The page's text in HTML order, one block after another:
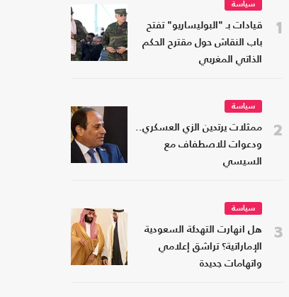
1
سياسة
قيادات بـ "البوليساريو" تفتح
باب النقاش حول مقترح الحكم
الذاتي المغربي
2
سياسة
ممثلات يرتدين الزي العسكري..
ودعوات للاصطفاف مع
السيسي
3
سياسة
هل انهارت التهدئة السعودية
الإماراتية؟ تراشق إعلامي
واتهامات جديدة